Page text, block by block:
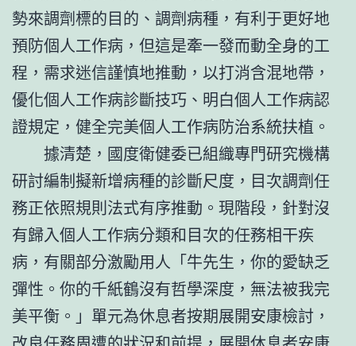
勢來調劑標的目的、調劑病種，有利于更好地
預防個人工作病，但這是牽一發而動全身的工
程，需求迷信謹慎地推動，以打消含混地帶，
優化個人工作病診斷技巧、明白個人工作病認
證規定，健全完美個人工作病防治系統扶植。
據清楚，國度衛健委已組織專門研究機構
研討編制擬新增病種的診斷尺度，目次調劑任
務正依照規則法式有序推動。現階段，針對沒
有歸入個人工作病分類和目次的任務相干疾
病，有關部分激勵用人「牛先生，你的愛缺乏
彈性。你的千紙鶴沒有哲學深度，無法被我完
美平衡。」單元為休息者按期展開安康檢討，